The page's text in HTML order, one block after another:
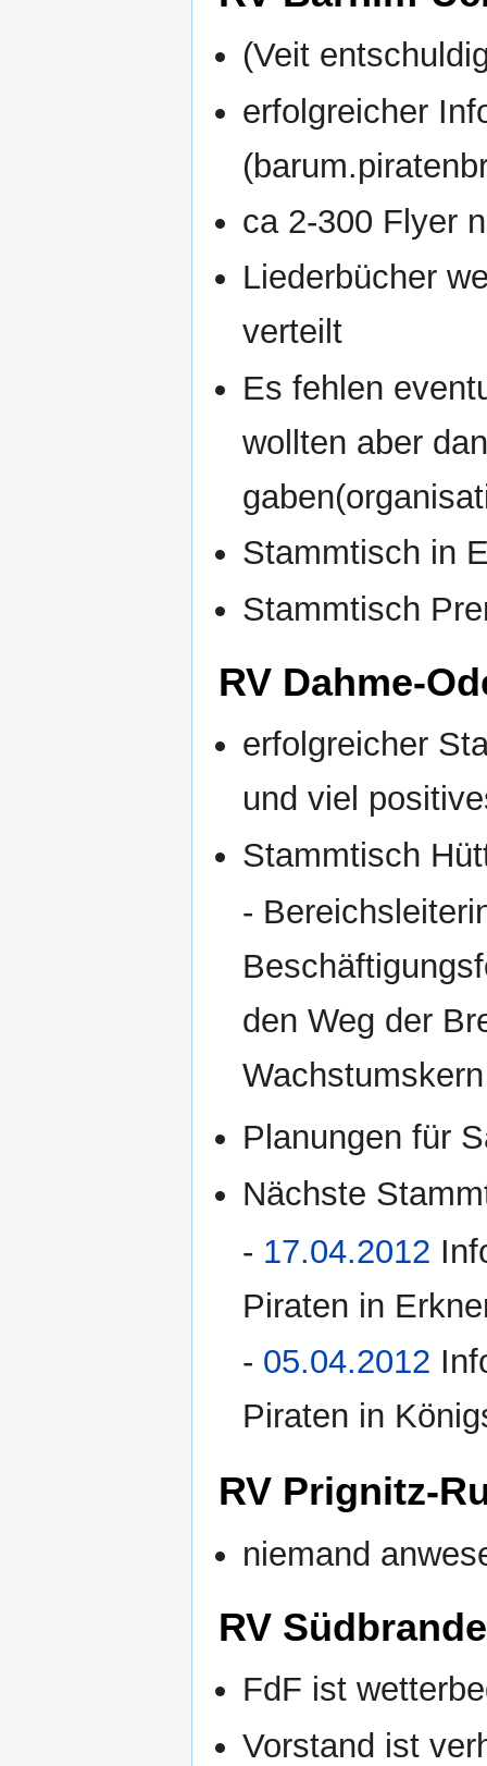
(Veit
erfolgreicher
ca 2-300 Flyer
Liederbücher
verteilt
Es fehlen
wollten aber
Stammtisch in
Stammtisch
RV Dahme-
erfolgreicher
und viel
Stammtisch
-
den Weg der
Planungen für
Nächste
- 17.04.2012
Piraten in
- 05.04.2012
Piraten in
RV Prignitz-
niemand
RV
FdF ist
Vorstand ist